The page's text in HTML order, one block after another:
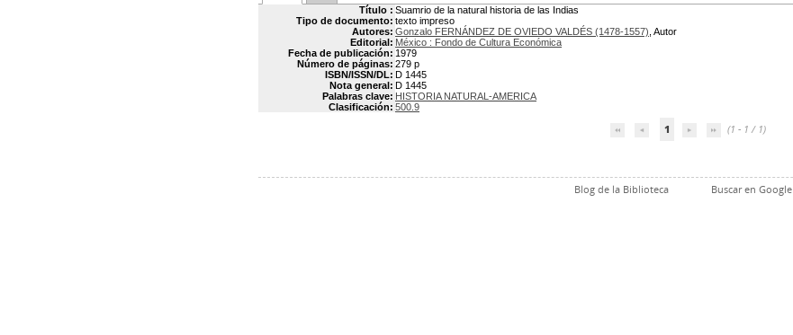
Título : Suamrio de la natural historia de las Indias
Tipo de documento: texto impreso
Autores: Gonzalo FERNÁNDEZ DE OVIEDO VALDÉS (1478-1557) , Autor
Editorial: México : Fondo de Cultura Económica
Fecha de publicación: 1979
Número de páginas: 279 p
ISBN/ISSN/DL: D 1445
Nota general: D 1445
Palabras clave: HISTORIA NATURAL-AMERICA
Clasificación: 500.9
1 (1 - 1 / 1)
Blog de la Biblioteca Buscar en Google